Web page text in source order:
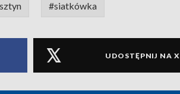
#siatkówka
UDOSTĘPNIJ NA X